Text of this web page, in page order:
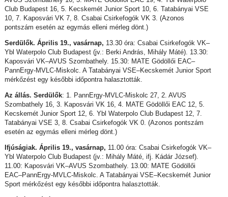
Club Budapest 16, 5. Kecskemét Junior Sport 10, 6. Tatabányai VSE
10, 7. Kaposvári VK 7, 8. Csabai Csirkefogók VK 3. (Azonos
pontszám esetén az egymás elleni mérleg dönt.)
Serdülők. Április 19., vasárnap, 13.30 óra: Csabai Csirkefogók VK–
Ybl Waterpolo Club Budapest (jv.: Berki András, Mihály Máté). 13.30:
Kaposvári VK–AVUS Szombathely. 15.30: MATE Gödöllői EAC–
PannErgy-MVLC-Miskolc. A Tatabányai VSE–Kecskemét Junior Sport
mérkőzést egy későbbi időpontra halasztották.
Az állás. Serdülők: 1. PannErgy-MVLC-Miskolc 27, 2. AVUS
Szombathely 16, 3. Kaposvári VK 16, 4. MATE Gödöllői EAC 12, 5.
Kecskemét Junior Sport 12, 6. Ybl Waterpolo Club Budapest 12, 7.
Tatabányai VSE 3, 8. Csabai Csirkefogók VK 0. (Azonos pontszám
esetén az egymás elleni mérleg dönt.)
Ifjúságiak. Április 19., vasárnap, 11.00 óra: Csabai Csirkefogók VK–
Ybl Waterpolo Club Budapest (jv.: Mihály Máté, ifj. Kádár József).
11.00: Kaposvári VK–AVUS Szombathely. 13.00: MATE Gödöllői
EAC–PannErgy-MVLC-Miskolc. A Tatabányai VSE–Kecskemét Junior
Sport mérkőzést egy későbbi időpontra halasztották.